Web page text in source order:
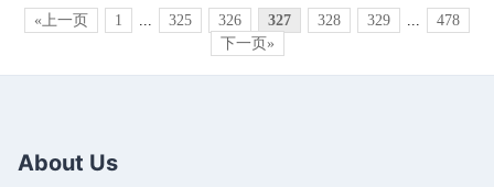
«上一页 1 ... 325 326 327 328 329 ...
478
下一页»
About Us